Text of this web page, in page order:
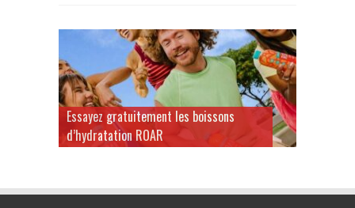
Essayez gratuitement les boissons
d’hydratation ROAR